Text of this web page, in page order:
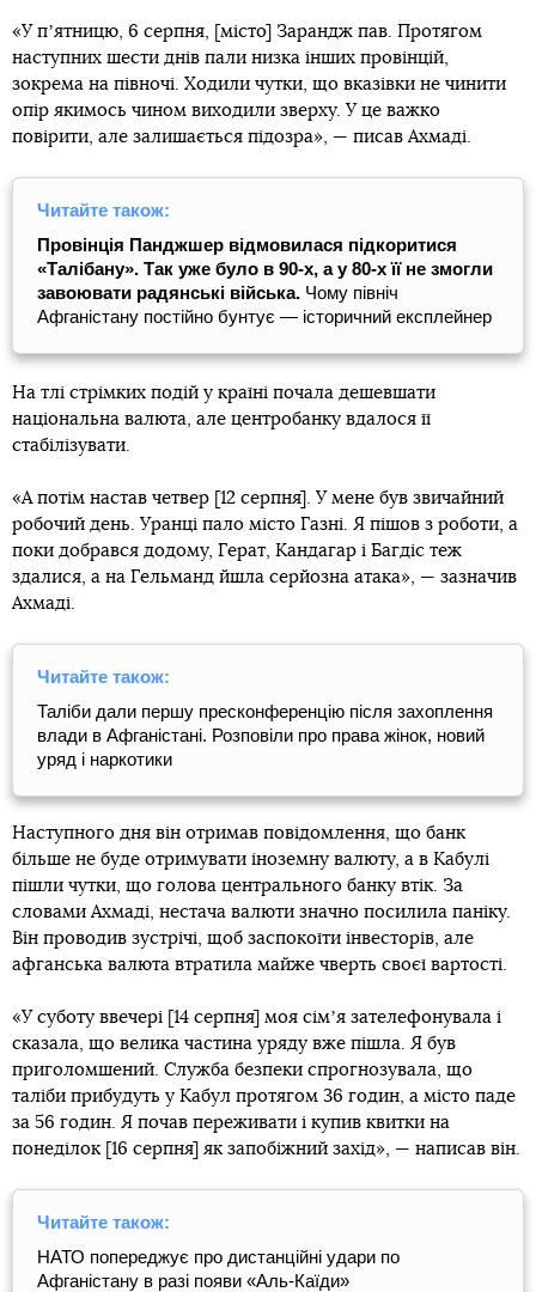
«У пʼятницю, 6 серпня, [місто] Зарандж пав. Протягом
наступних шести днів пали низка інших провінцій,
зокрема на півночі. Ходили чутки, що вказівки не чинити
опір якимось чином виходили зверху. У це важко
повірити, але залишається підозра», — писав Ахмаді.
Читайте також:
Провінція Панджшер відмовилася підкоритися
«Талібану». Так уже було в 90-х, а у 80-х її не змогли
завоювати радянські війська. Чому північ
Афганістану постійно бунтує — історичний експлейнер
На тлі стрімких подій у країні почала дешевшати
національна валюта, але центробанку вдалося її
стабілізувати.
«А потім настав четвер [12 серпня]. У мене був звичайний
робочий день. Уранці пало місто Газні. Я пішов з роботи, а
поки добрався додому, Герат, Кандагар і Багдіс теж
здалися, а на Гельманд йшла серйозна атака», — зазначив
Ахмаді.
Читайте також:
Таліби дали першу пресконференцію після захоплення
влади в Афганістані. Розповіли про права жінок, новий
уряд і наркотики
Наступного дня він отримав повідомлення, що банк
більше не буде отримувати іноземну валюту, а в Кабулі
пішли чутки, що голова центрального банку втік. За
словами Ахмаді, нестача валюти значно посилила паніку.
Він проводив зустрічі, щоб заспокоїти інвесторів, але
афганська валюта втратила майже чверть своєї вартості.
«У суботу ввечері [14 серпня] моя сімʼя зателефонувала і
сказала, що велика частина уряду вже пішла. Я був
приголомшений. Служба безпеки спрогнозувала, що
таліби прибудуть у Кабул протягом 36 годин, а місто паде
за 56 годин. Я почав переживати і купив квитки на
понеділок [16 серпня] як запобіжний захід», — написав він.
Читайте також:
НАТО попереджує про дистанційні удари по
Афганістану в разі появи «Аль-Каїди»